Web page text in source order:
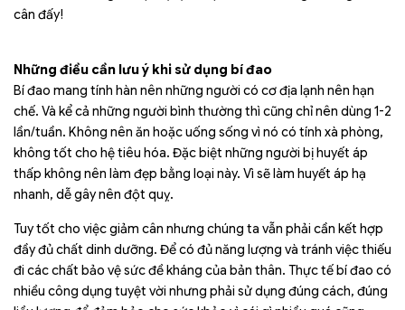
cân đấy!
Những điều cần lưu ý khi sử dụng bí đao
Bí đao mang tính hàn nên những người có cơ địa lạnh nên hạn
chế. Và kể cả những người bình thường thì cũng chỉ nên dùng 1-2
lần/tuần. Không nên ăn hoặc uống sống vì nó có tính xà phòng,
không tốt cho hệ tiêu hóa. Đặc biệt những người bị huyết áp
thấp không nên làm đẹp bằng loại này. Vì sẽ làm huyết áp hạ
nhanh, dễ gây nên đột quỵ.
Tuy tốt cho việc giảm cân nhưng chúng ta vẫn phải cần kết hợp
đầy đủ chất dinh dưỡng. Để có đủ năng lượng và tránh việc thiếu
đi các chất bảo vệ sức đề kháng của bản thân. Thực tế bí đao có
nhiều công dụng tuyệt vời nhưng phải sử dụng đúng cách, đúng